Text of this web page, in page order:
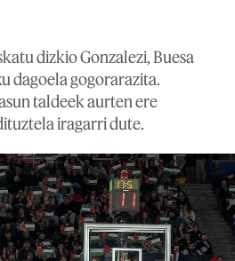
dizkio Gonzalezi, Buesa
dagoela gogorarazita.
taldeek aurten ere
iragarri dute.